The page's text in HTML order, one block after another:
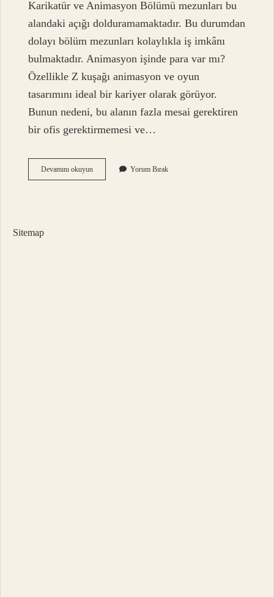
Karikatür ve Animasyon Bölümü mezunları bu
alandaki açığı dolduramamaktadır. Bu durumdan
dolayı bölüm mezunları kolaylıkla iş imkânı
bulmaktadır. Animasyon işinde para var mı?
Özellikle Z kuşağı animasyon ve oyun
tasarımını ideal bir kariyer olarak görüyor.
Bunun nedeni, bu alanın fazla mesai gerektiren
bir ofis gerektirmemesi ve…
Devamını okuyunAnimasyon
Okuyan
Yorum Bırak
Sitemap